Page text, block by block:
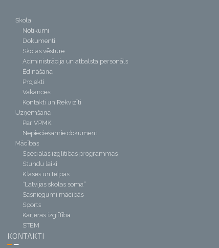
Skola
Notikumi
Dokumenti
Skolas vēsture
Administrācija un atbalsta personāls
Ēdināšana
Projekti
Vakances
Kontakti un Rekvizīti
Uzņemšana
Par VPMK
Nepieciešamie dokumenti
Mācības
Speciālās izglītības programmas
Stundu laiki
Klases un telpas
“Latvijas skolas soma”
Sasniegumi mācībās
Sports
Karjeras izglītība
STEM
KONTAKTI